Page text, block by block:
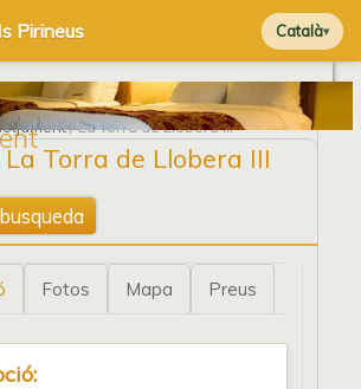
Català
/ La Torra de Llobera III
Torra de Llobera III
Fotos Mapa Preus